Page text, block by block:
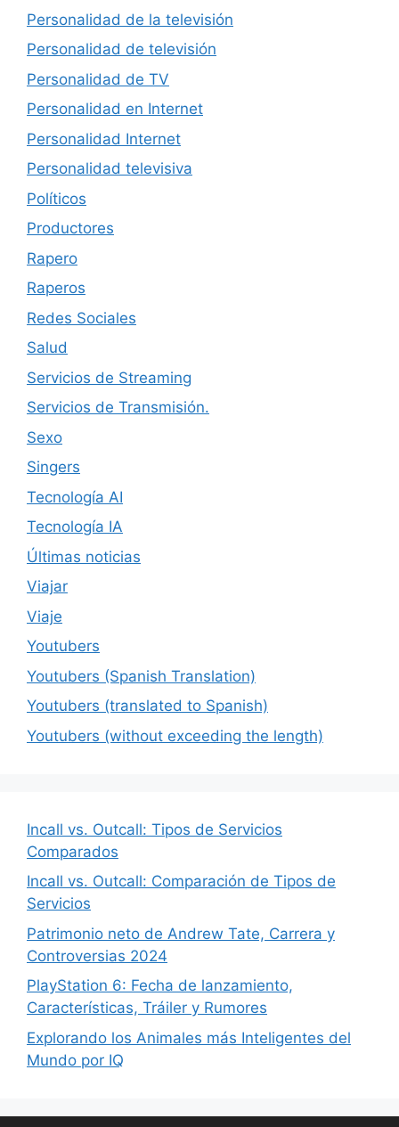
Personalidad de la televisión
Personalidad de televisión
Personalidad de TV
Personalidad en Internet
Personalidad Internet
Personalidad televisiva
Políticos
Productores
Rapero
Raperos
Redes Sociales
Salud
Servicios de Streaming
Servicios de Transmisión.
Sexo
Singers
Tecnología AI
Tecnología IA
Últimas noticias
Viajar
Viaje
Youtubers
Youtubers (Spanish Translation)
Youtubers (translated to Spanish)
Youtubers (without exceeding the length)
Incall vs. Outcall: Tipos de Servicios
Comparados
Incall vs. Outcall: Comparación de Tipos de
Servicios
Patrimonio neto de Andrew Tate, Carrera y
Controversias 2024
PlayStation 6: Fecha de lanzamiento,
Características, Tráiler y Rumores
Explorando los Animales más Inteligentes del
Mundo por IQ